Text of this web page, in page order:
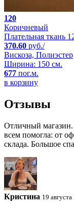
120
Коричневый
Плательная ткань
370.60 руб./
Вискоза, Полиэстер
Ширина: 150 см.
677 пог.м.
в корзину
Отзывы
Отличный
всем помогла: от
склада. Большое
Кристина 19